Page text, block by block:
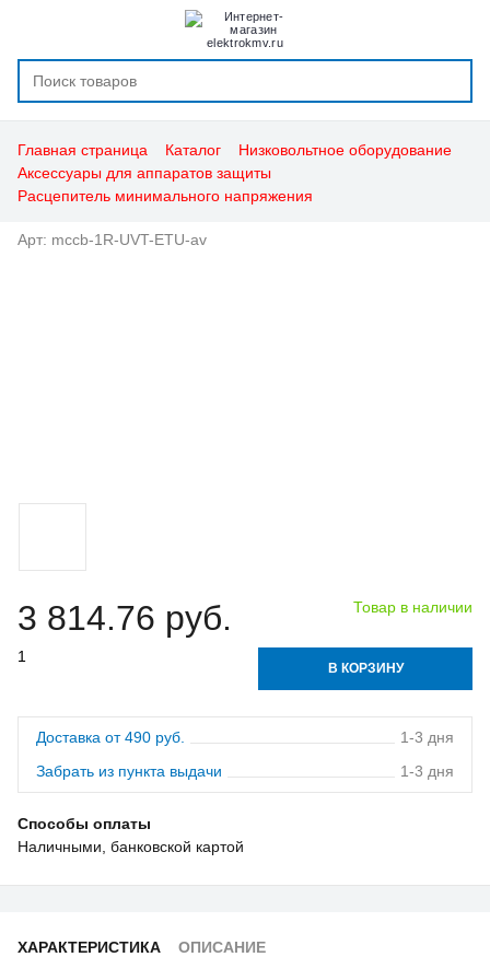
Главная страница Каталог
Низковольтное оборудование
Аксессуары для аппаратов защиты
Расцепитель минимального напряжения
Арт: mccb-1R-UVT-ETU-av
3 814.76 руб. Товар в наличии
В КОРЗИНУ
Доставка от 490 руб.
1-3 дня
Забрать из пункта выдачи
1-3 дня
Способы оплаты
Наличными, банковской картой
ХАРАКТЕРИСТИКА ОПИСАНИЕ